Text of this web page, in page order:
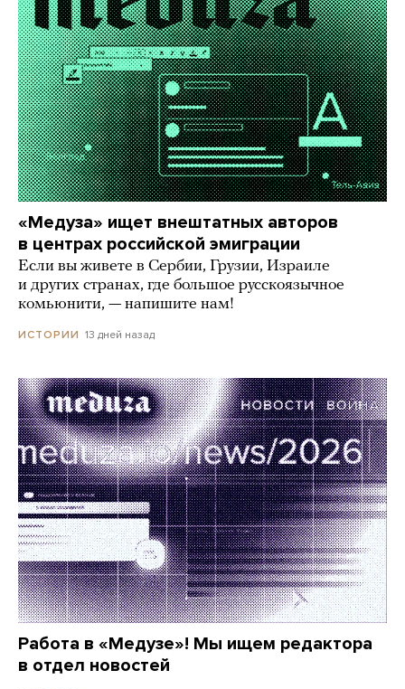
«Медуза» ищет внештатных авторов
в центрах российской эмиграции
Если вы живете в Сербии, Грузии, Израиле
и других странах, где большое русскоязычное
комьюнити, — напишите нам!
ИСТОРИИ 13 дней назад
Работа в «Медузе»! Мы ищем редактора
в отдел новостей